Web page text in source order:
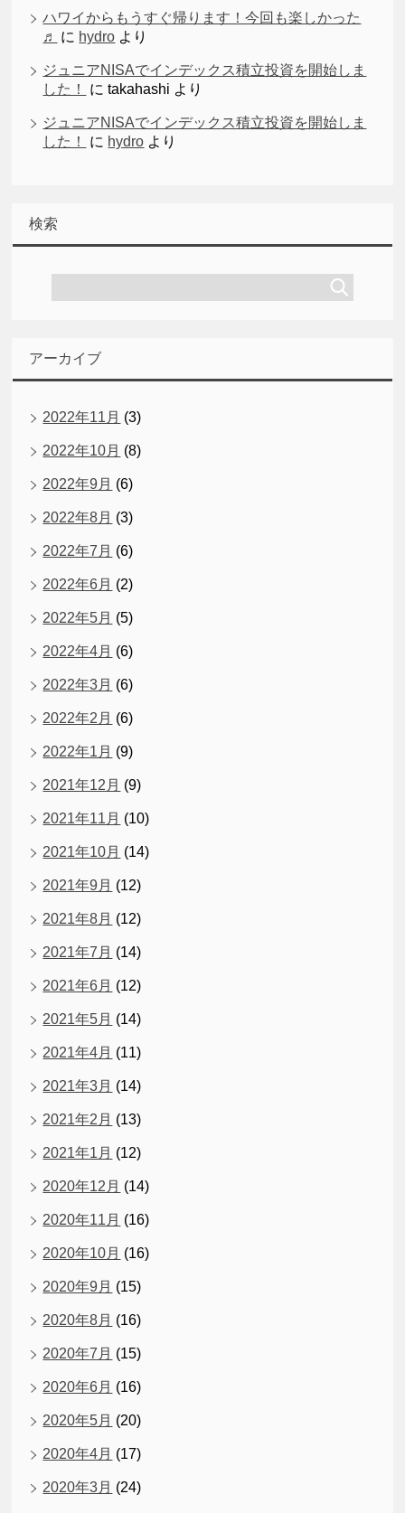
ハワイからもうすぐ帰ります！今回も楽しかった
♬
に hydro より
ジュニアNISAでインデックス積立投資を開始しま
した！
にtakahashi より
ジュニアNISAでインデックス積立投資を開始しま
した！
に hydro より
検索
アーカイブ
2022年11月 (3)
2022年10月 (8)
2022年9月 (6)
2022年8月 (3)
2022年7月 (6)
2022年6月 (2)
2022年5月 (5)
2022年4月 (6)
2022年3月 (6)
2022年2月 (6)
2022年1月 (9)
2021年12月 (9)
2021年11月 (10)
2021年10月 (14)
2021年9月 (12)
2021年8月 (12)
2021年7月 (14)
2021年6月 (12)
2021年5月 (14)
2021年4月 (11)
2021年3月 (14)
2021年2月 (13)
2021年1月 (12)
2020年12月 (14)
2020年11月 (16)
2020年10月 (16)
2020年9月 (15)
2020年8月 (16)
2020年7月 (15)
2020年6月 (16)
2020年5月 (20)
2020年4月 (17)
2020年3月 (24)